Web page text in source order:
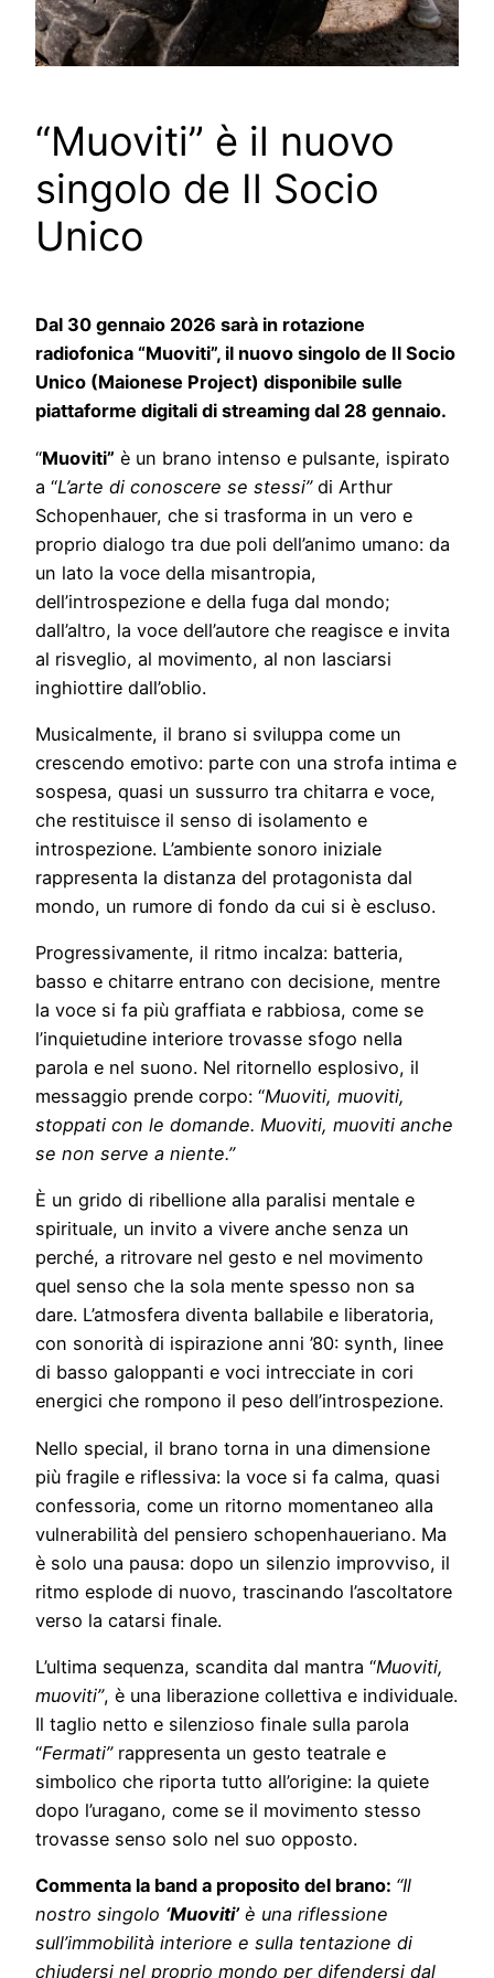
“Muoviti” è il nuovo
singolo de Il Socio
Unico
Dal 30 gennaio 2026 sarà in rotazione
radiofonica “Muoviti”, il nuovo singolo de Il Socio
Unico (Maionese Project) disponibile sulle
piattaforme digitali di streaming dal 28 gennaio.
“Muoviti” è un brano intenso e pulsante, ispirato
a “L’arte di conoscere se stessi”di Arthur
Schopenhauer, che si trasforma in un vero e
proprio dialogo tra due poli dell’animo umano: da
un lato la voce della misantropia,
dell’introspezione e della fuga dal mondo;
dall’altro, la voce dell’autore che reagisce e invita
al risveglio, al movimento, al non lasciarsi
inghiottire dall’oblio.
Musicalmente, il brano si sviluppa come un
crescendo emotivo: parte con una strofa intima e
sospesa, quasi un sussurro tra chitarra e voce,
che restituisce il senso di isolamento e
introspezione. L’ambiente sonoro iniziale
rappresenta la distanza del protagonista dal
mondo, un rumore di fondo da cui si è escluso.
Progressivamente, il ritmo incalza: batteria,
basso e chitarre entrano con decisione, mentre
la voce si fa più graffiata e rabbiosa, come se
l’inquietudine interiore trovasse sfogo nella
parola e nel suono. Nel ritornello esplosivo, il
messaggio prende corpo: “Muoviti, muoviti,
stoppati con le domande. Muoviti, muoviti anche
se non serve a niente.”
È un grido di ribellione alla paralisi mentale e
spirituale, un invito a vivere anche senza un
perché, a ritrovare nel gesto e nel movimento
quel senso che la sola mente spesso non sa
dare. L’atmosfera diventa ballabile e liberatoria,
con sonorità di ispirazione anni ’80: synth, linee
di basso galoppanti e voci intrecciate in cori
energici che rompono il peso dell’introspezione.
Nello special, il brano torna in una dimensione
più fragile e riflessiva: la voce si fa calma, quasi
confessoria, come un ritorno momentaneo alla
vulnerabilità del pensiero schopenhaueriano. Ma
è solo una pausa: dopo un silenzio improvviso, il
ritmo esplode di nuovo, trascinando l’ascoltatore
verso la catarsi finale.
L’ultima sequenza, scandita dal mantra “Muoviti,
muoviti”, è una liberazione collettiva e individuale.
Il taglio netto e silenzioso finale sulla parola
“Fermati”rappresenta un gesto teatrale e
simbolico che riporta tutto all’origine: la quiete
dopo l’uragano, come se il movimento stesso
trovasse senso solo nel suo opposto.
Commenta la band a proposito del brano: “Il
nostro singolo ‘Muoviti’è una riflessione
sull’immobilità interiore e sulla tentazione di
chiudersi nel proprio mondo per difendersi dal